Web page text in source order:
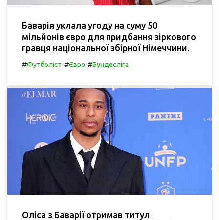
Баварія уклала угоду на суму 50
мільйонів євро для придбання зіркового
гравця національної збірної Німеччини.
#Футболіст #Євро #Бундесліга
Оліса з Баварії отримав титул